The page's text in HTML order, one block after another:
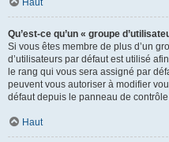
Haut
Qu’est-ce qu’un « groupe
Si vous êtes membre de plus d’un
d’utilisateurs par défaut est utilisé
le rang qui vous sera assigné par
peuvent vous autoriser à modifier
défaut depuis le panneau de contrôle
Haut